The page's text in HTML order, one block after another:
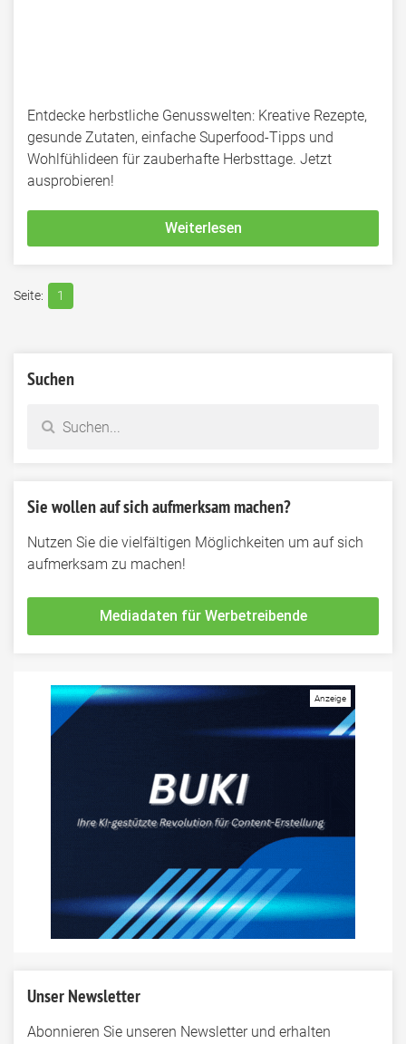
Entdecke herbstliche Genusswelten: Kreative Rezepte,
gesunde Zutaten, einfache Superfood-Tipps und
Wohlfühlideen für zauberhafte Herbsttage. Jetzt
ausprobieren!
Weiterlesen
1
Suchen
Sie wollen auf sich aufmerksam machen?
Nutzen Sie die vielfältigen Möglichkeiten um auf sich
aufmerksam zu machen!
Mediadaten für Werbetreibende
Unser Newsletter
Abonnieren Sie unseren Newsletter und erhalten